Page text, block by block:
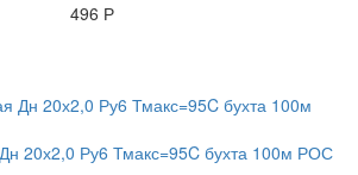
496 Р
20х2,0 Ру6 Тмакс=95C бухта 100м РОС